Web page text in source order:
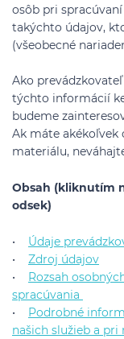
osôb pri
takýchto údajov,
(všeobecné
Ako
týchto informácií
budeme
Ak máte
materiálu,
Obsah (kliknutím
odsek)
• Údaje
• Zdroj údajov
• Rozsah
spracúvania
• Podrobné
našich služieb a pri